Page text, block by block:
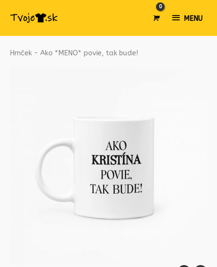
MENU
MENU
Hrnček - Ako *MENO* povie, tak bude!
množstvo